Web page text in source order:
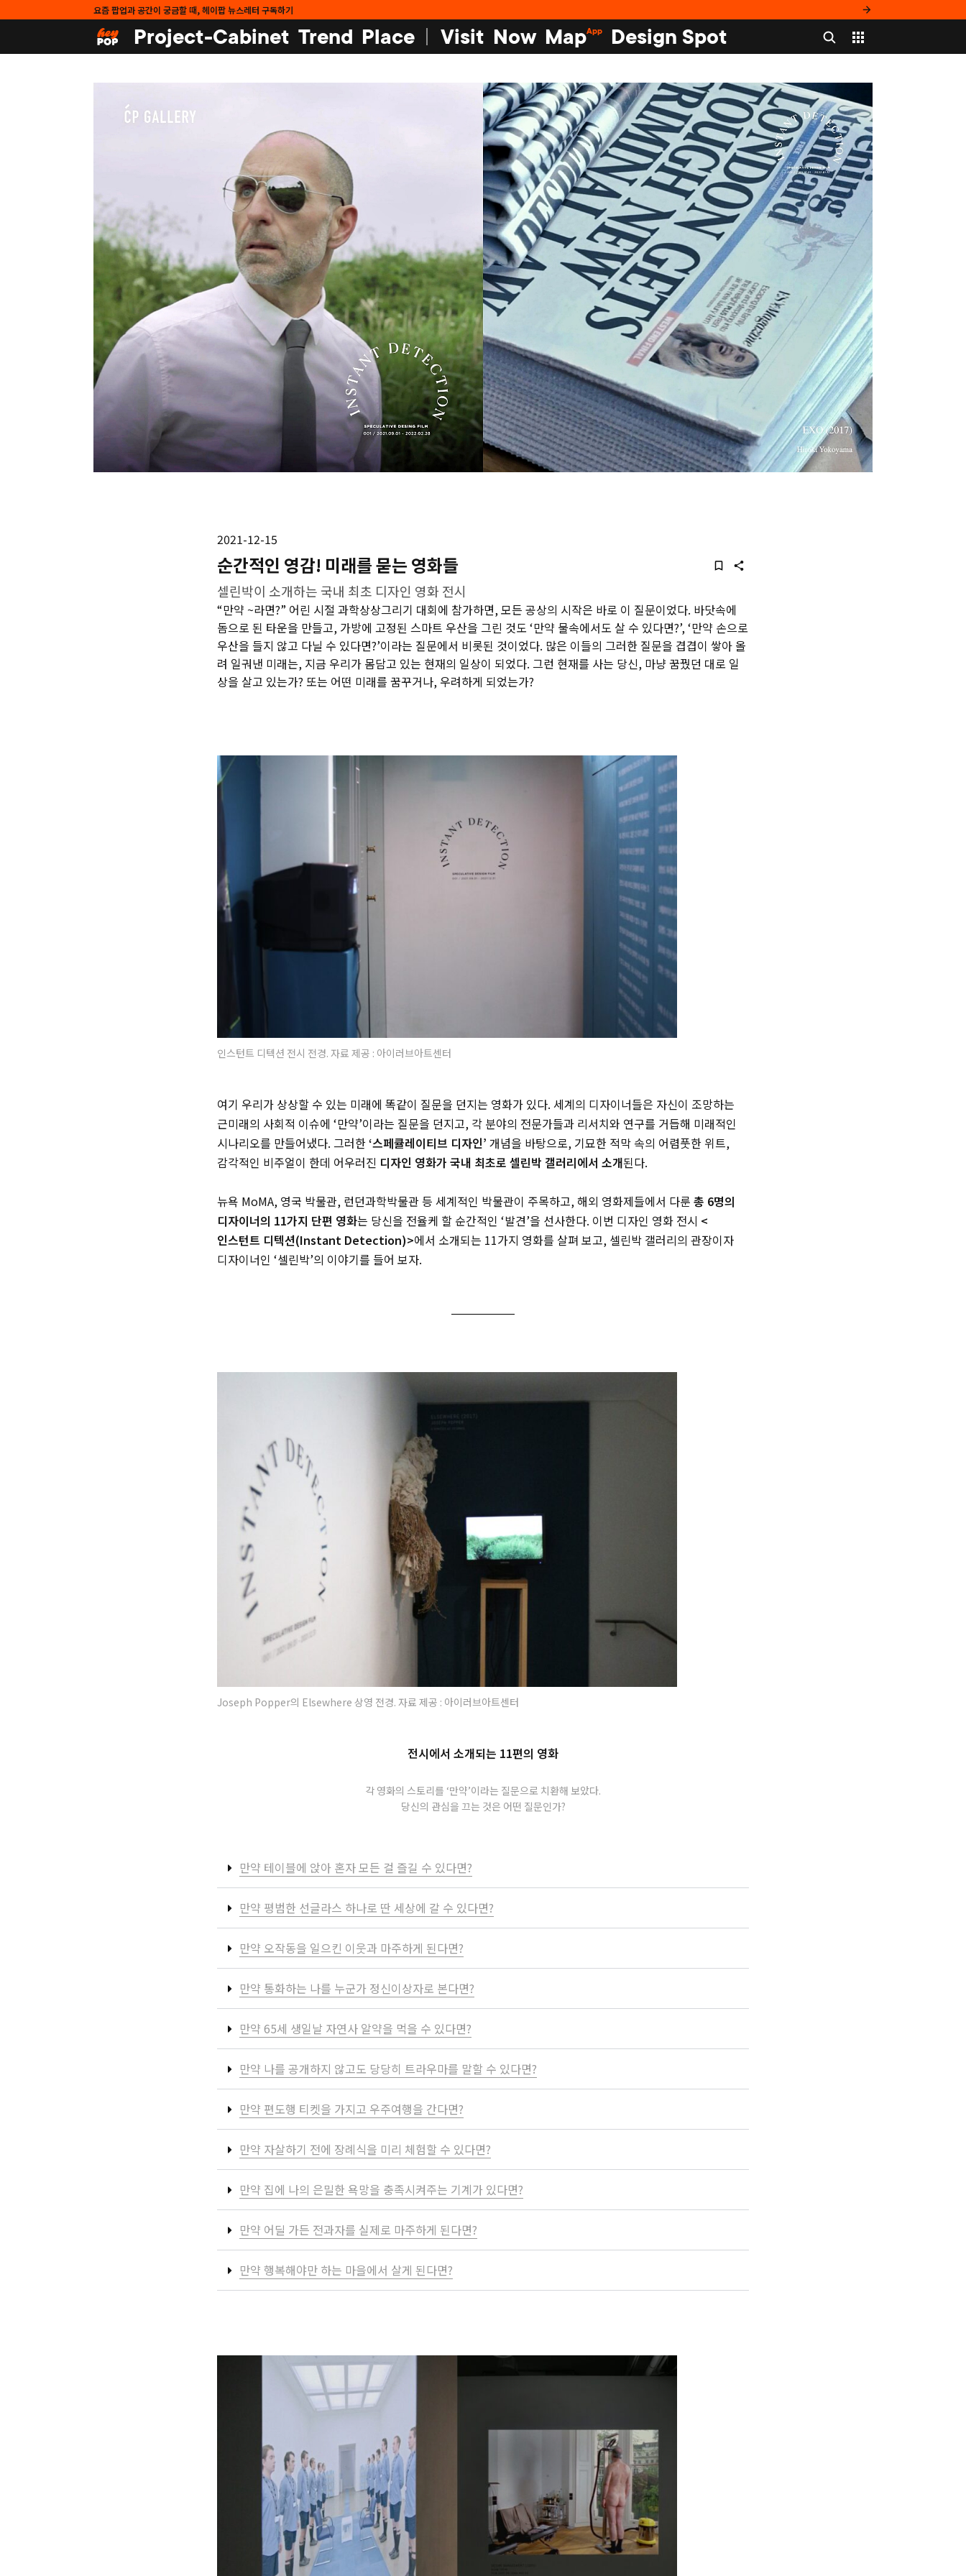
요즘 팝업과 공간이 궁금할 때, 헤이팝 뉴스레터 구독하기
Project-Cabinet Trend Place Visit Now MapApp Design Spot
2021-12-15
순간적인 영감! 미래를 묻는 영화들
셀린박이 소개하는 국내 최초 디자인 영화 전시
“만약 ~라면?” 어린 시절 과학상상그리기 대회에 참가하면, 모든 공상의 시작은 바로 이 질문이었다. 바닷속에
돔으로 된 타운을 만들고, 가방에 고정된 스마트 우산을 그린 것도 ‘만약 물속에서도 살 수 있다면?’, ‘만약 손으로
우산을 들지 않고 다닐 수 있다면?’이라는 질문에서 비롯된 것이었다. 많은 이들의 그러한 질문을 겹겹이 쌓아 올
려 일궈낸 미래는, 지금 우리가 몸담고 있는 현재의 일상이 되었다. 그런 현재를 사는 당신, 마냥 꿈꿨던 대로 일
상을 살고 있는가? 또는 어떤 미래를 꿈꾸거나, 우려하게 되었는가?
인스턴트 디텍션 전시 전경. 자료 제공 : 아이러브아트센터
여기 우리가 상상할 수 있는 미래에 똑같이 질문을 던지는 영화가 있다. 세계의 디자이너들은 자신이 조망하는
근미래의 사회적 이슈에 ‘만약’이라는 질문을 던지고, 각 분야의 전문가들과 리서치와 연구를 거듭해 미래적인
시나리오를 만들어냈다. 그러한‘스페큘레이티브 디자인’ 개념을 바탕으로, 기묘한 적막 속의 어렴풋한 위트,
감각적인 비주얼이 한데 어우러진 디자인 영화가 국내 최초로 셀린박 갤러리에서 소개된다.
뉴욕 MoMA, 영국 박물관, 런던과학박물관 등 세계적인 박물관이 주목하고, 해외 영화제들에서 다룬 총 6명의
디자이너의 11가지 단편 영화는 당신을 전율케 할 순간적인 ‘발견’을 선사한다. 이번 디자인 영화 전시 <
인스턴트 디텍션(Instant Detection)>에서 소개되는 11가지 영화를 살펴 보고, 셀린박 갤러리의 관장이자
디자이너인 ‘셀린박’의 이야기를 들어 보자.
Joseph Popper의 Elsewhere 상영 전경. 자료 제공 : 아이러브아트센터
전시에서 소개되는 11편의 영화
각 영화의 스토리를 ‘만약’이라는 질문으로 치환해 보았다.
당신의 관심을 끄는 것은 어떤 질문인가?
만약 테이블에 앉아 혼자 모든 걸 즐길 수 있다면?
만약 평범한 선글라스 하나로 딴 세상에 갈 수 있다면?
만약 오작동을 일으킨 이웃과 마주하게 된다면?
만약 통화하는 나를 누군가 정신이상자로 본다면?
만약 65세 생일날 자연사 알약을 먹을 수 있다면?
만약 나를 공개하지 않고도 당당히 트라우마를 말할 수 있다면?
만약 편도행 티켓을 가지고 우주여행을 간다면?
만약 자살하기 전에 장례식을 미리 체험할 수 있다면?
만약 집에 나의 은밀한 욕망을 충족시켜주는 기계가 있다면?
만약 어딜 가든 전과자를 실제로 마주하게 된다면?
만약 행복해야만 하는 마을에서 살게 된다면?